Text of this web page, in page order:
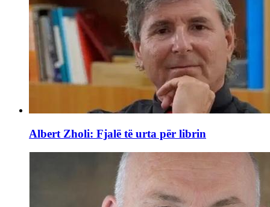
Albert Zholi: Fjalë të urta për librin